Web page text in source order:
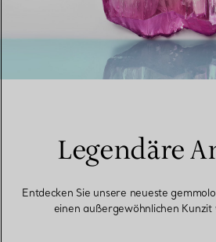
Legendäre
Entdecken Sie unsere neueste
einen außergewöhnlichen